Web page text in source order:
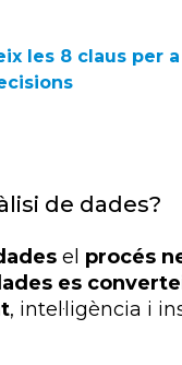
les 8 claus per
de dades?
el procés
es
, intel·ligència i